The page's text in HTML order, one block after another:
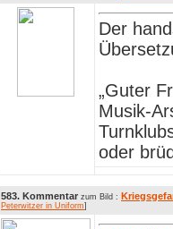
Der
„Guter
Musik-
oder
583. Kommentar zum Bild :
Peterwitzer in Uniform]